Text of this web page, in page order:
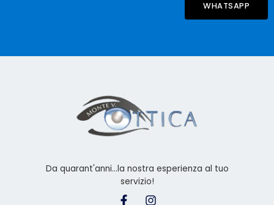
WHATSAPP
Da quarant'anni...la nostra esperienza al tuo
servizio!